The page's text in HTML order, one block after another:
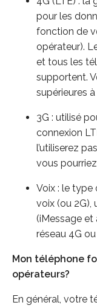
pour les
fonction de
opérateur).
et tous les
supportent.
supérieures
3G : utilisé
connexion
l’utiliserez
vous
Voix : le type
voix (ou 2G),
(iMessage et
réseau 4G ou
Mon téléphone
opérateurs?
En général, votre